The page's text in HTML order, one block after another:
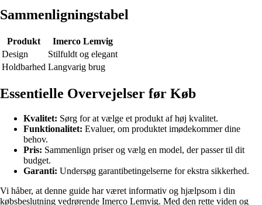
Sammenligningstabel
Produkt
Imerco Lemvig
Design
Stilfuldt og elegant
Holdbarhed Langvarig brug
Essentielle Overvejelser før Køb
Kvalitet: Sørg for at vælge et produkt af høj kvalitet.
Funktionalitet: Evaluer, om produktet imødekommer dine
behov.
Pris: Sammenlign priser og vælg en model, der passer til dit
budget.
Garanti: Undersøg garantibetingelserne for ekstra sikkerhed.
Vi håber, at denne guide har været informativ og hjælpsom i din
købsbeslutning vedrørende Imerco Lemvig. Med den rette viden og